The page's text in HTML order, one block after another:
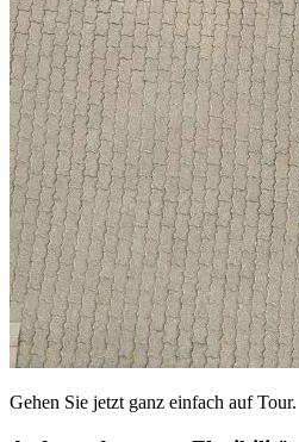
Gehen Sie jetzt ganz einfach auf Tour.